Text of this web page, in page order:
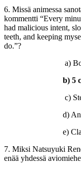
6. Missä animessa
kommentti “Every
had malicious intent,
teeth, and keeping
do.”?
a)
b)
c)
d) Angel
e)
7. Miksi Natsuyuki
enää yhdessä